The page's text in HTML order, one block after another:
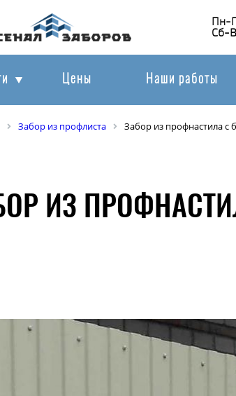
Пн-
Сб-
Цены Наши работы
Забор из профлиста Забор из профнастила с
ИЗ